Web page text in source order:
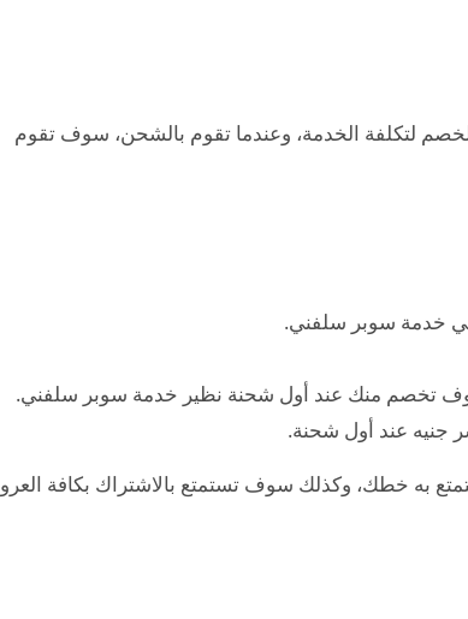
لتكلفة الخدمة، وعندما تقوم بالشحن، سوف تقوم
في خدمة سوبر سلفني.
تخصم منك عند أول شحنة نظير خدمة سوبر سلفني.
جنيه عند أول شحنة.
به خطك، وكذلك سوف تستمتع بالاشتراك بكافة